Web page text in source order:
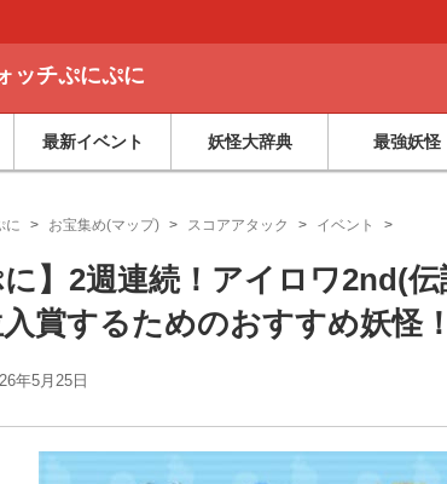
ッチぷにぷに
最新イベント 妖怪大辞典 最強妖怪
に お宝集め(マップ) スコアアタック イベント
に】2週連続！アイロワ2nd(
賞するためのおすすめ妖怪
年5月25日